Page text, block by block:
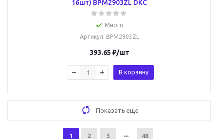
16шт) BPM2903ZL DKC
Много
Артикул: BPM2903ZL
393.65 ₽/шт
В корзину
Показать еще
1 2 3 48